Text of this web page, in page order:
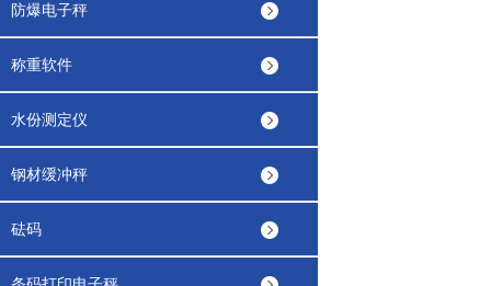
防爆电子秤
称重软件
水份测定仪
钢材缓冲秤
砝码